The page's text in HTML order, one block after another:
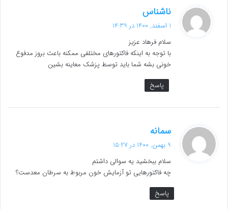
ناشناس
ف
1 اسفند, 1400 در 14:39
سلام فرهاد عزیز
با توجه به اینکه فاکتورهای مختلفی ممکنه باعث بروز مدفوع
خونی بشه شما باید توسط پزشک معاینه بشین
پاسخ
سمانه
:
9 بهمن, 1400 در 15:27
سلام ببخشید یه سوالی داشتم
چه فاکتورهایی تو آزمایش خون مربوط به سرطان معدست؟
پاسخ